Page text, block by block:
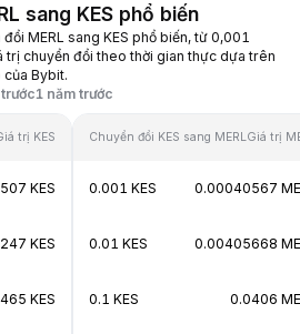
sang KES phổ biến
MERL sang KES phổ biến, từ 0,001
trị chuyển đổi theo thời gian thực dựa trên
Bybit.
1 năm trước
trị KES
KES
KES
KES
Chuyển đổi KES sang MERL Giá trị
0.001 KES 0.00040567
0.01 KES 0.00405668
0.1 KES 0.0406